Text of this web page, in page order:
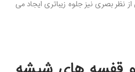
نظر بصری نیز جلوه زیباتری ایجاد می